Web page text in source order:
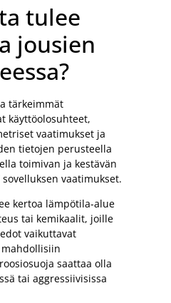
tulee
jousien
tärkeimmät
käyttöolosuhteet,
vaatimukset ja
tietojen perusteella
toimivan ja kestävän
vaatimukset.
kertoa lämpötila-alue
tai kemikaalit, joille
vaikuttavat
saattaa olla
tai aggressiivisissa